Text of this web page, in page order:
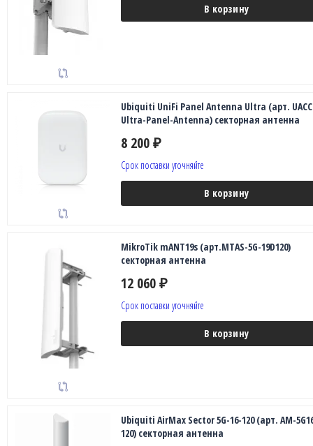
В корзину
Ubiquiti UniFi Panel Antenna Ultra (арт.
Ultra-Panel-Antenna) секторная антенна
8 200 ₽
Срок поставки уточняйте
В корзину
MikroTik mANT19s (арт.MTAS-5G-19D120)
секторная антенна
12 060 ₽
Срок поставки уточняйте
В корзину
Ubiquiti AirMax Sector 5G-16-120 (арт. AM-
120) секторная антенна